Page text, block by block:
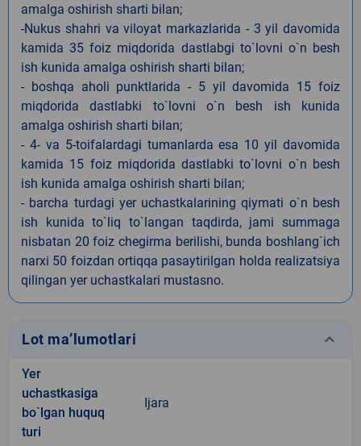
amalga oshirish sharti bilan;
-Nukus shahri va viloyat markazlarida - 3 yil davomida
kamida 35 foiz miqdorida dastlabgi to`lovni o`n besh
ish kunida amalga oshirish sharti bilan;
- boshqa aholi punktlarida - 5 yil davomida 15 foiz
miqdorida dastlabki to`lovni o`n besh ish kunida
amalga oshirish sharti bilan;
- 4- va 5-toifalardagi tumanlarda esa 10 yil davomida
kamida 15 foiz miqdorida dastlabki to`lovni o`n besh
ish kunida amalga oshirish sharti bilan;
- barcha turdagi yer uchastkalarining qiymati o`n besh
ish kunida to`liq to`langan taqdirda, jami summaga
nisbatan 20 foiz chegirma berilishi, bunda boshlang`ich
narxi 50 foizdan ortiqqa pasaytirilgan holda realizatsiya
qilingan yer uchastkalari mustasno.
Lot ma’lumotlari keyboard_arrow_down
Yer
uchastkasiga
bo`lgan huquq
turi
Ijara